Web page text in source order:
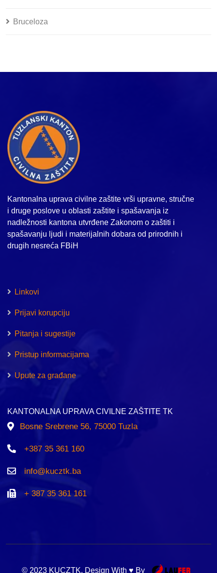
Bruceloza
Kantonalna uprava civilne zaštite vrši upravne, stručne
i druge poslove u oblasti zaštite i spašavanja iz
nadležnosti kantona utvrđene Zakonom o zaštiti i
spašavanju ljudi i materijalnih dobara od prirodnih i
drugih nesreća FBiH
Linkovi
Prijavi korupciju
Pitanja i sugestije
Pristup informacijama
Upute za građane
KANTONALNA UPRAVA CIVILNE ZAŠTITE TK
Bosne Srebrene 56, 75000 Tuzla
+387 35 361 160
info@kucztk.ba
+ 387 35 361 161
© 2023 KUCZTK. Design With ♥ By